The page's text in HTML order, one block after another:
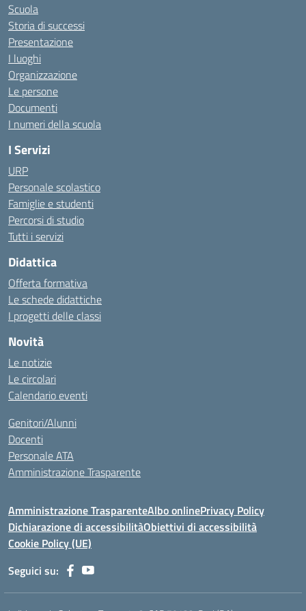
Scuola
Storia di successi
Presentazione
I luoghi
Organizzazione
Le persone
Documenti
I numeri della scuola
I Servizi
URP
Personale scolastico
Famiglie e studenti
Percorsi di studio
Tutti i servizi
Didattica
Offerta formativa
Le schede didattiche
I progetti delle classi
Novità
Le notizie
Le circolari
Calendario eventi
Genitori/Alunni
Docenti
Personale ATA
Amministrazione Trasparente
Amministrazione TrasparenteAlbo onlinePrivacy Policy
Dichiarazione di accessibilitàObiettivi di accessibilità
Cookie Policy (UE)
Seguici su: